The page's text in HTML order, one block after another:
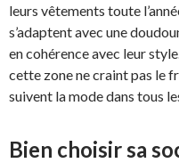
leurs vêtements toute
s’adaptent avec une
en cohérence avec leur
cette zone ne craint pas le
suivent la mode dans tous
Bien choisir sa